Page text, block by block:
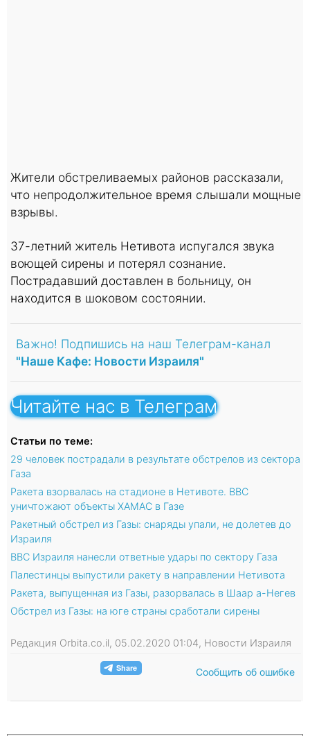
Жители обстреливаемых районов рассказали,
что непродолжительное время слышали мощные
взрывы.
37-летний житель Нетивота испугался звука
воющей сирены и потерял сознание.
Пострадавший доставлен в больницу, он
находится в шоковом состоянии.
Важно! Подпишись на наш Телеграм-канал
"Наше Кафе: Новости Израиля"
Читайте нас в Телеграм
Статьи по теме:
29 человек пострадали в результате обстрелов из сектора
Газа
Ракета взорвалась на стадионе в Нетивоте. ВВС
уничтожают объекты ХАМАС в Газе
Ракетный обстрел из Газы: снаряды упали, не долетев до
Израиля
ВВС Израиля нанесли ответные удары по сектору Газа
Палестинцы выпустили ракету в направлении Нетивота
Ракета, выпущенная из Газы, разорвалась в Шаар а-Негев
Обстрел из Газы: на юге страны сработали сирены
Редакция Orbita.co.il, 05.02.2020 01:04, Новости Израиля
Сообщить об ошибке